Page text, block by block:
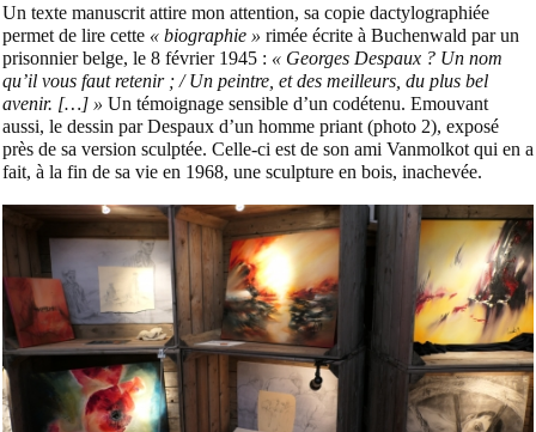
Un texte manuscrit attire mon attention, sa copie dactylographiée
permet de lire cette « biographie » rimée écrite à Buchenwald par un
prisonnier belge, le 8 février 1945 : « Georges Despaux ? Un nom
qu’il vous faut retenir ; / Un peintre, et des meilleurs, du plus bel
avenir. […] » Un témoignage sensible d’un codétenu. Emouvant
aussi, le dessin par Despaux d’un homme priant (photo 2), exposé
près de sa version sculptée. Celle-ci est de son ami Vanmolkot qui en a
fait, à la fin de sa vie en 1968, une sculpture en bois, inachevée.